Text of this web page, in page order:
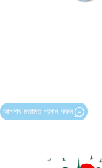
আপনার মতামত প্রদান করুন